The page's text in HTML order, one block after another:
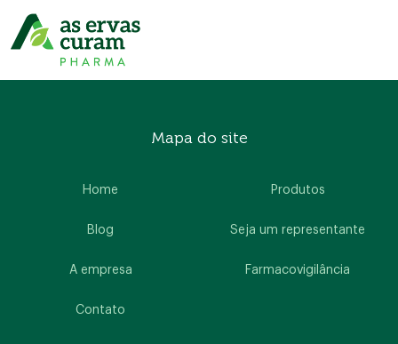
Mapa do site
Home
Blog
A empresa
Contato
Produtos
Seja um representante
Farmacovigilância